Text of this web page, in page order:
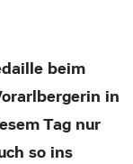
beim
in
Tag nur
so ins